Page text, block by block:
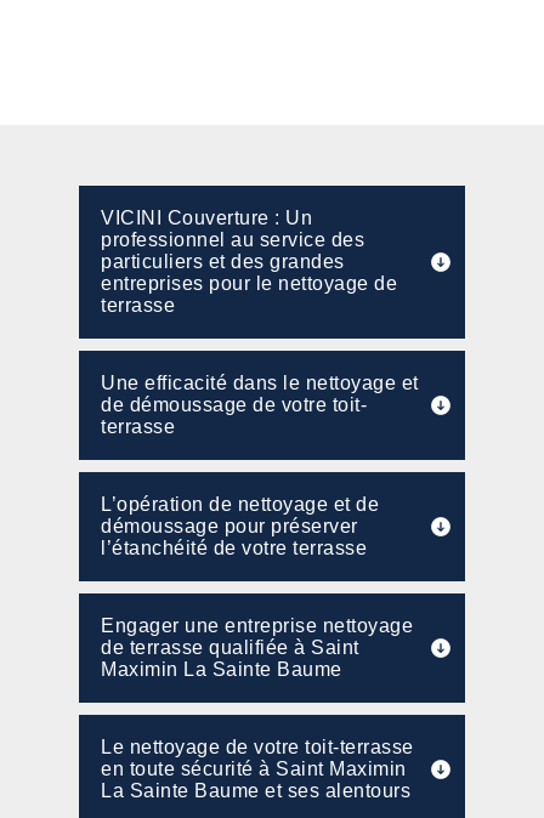
VICINI Couverture : Un
professionnel au service des
particuliers et des grandes
entreprises pour le nettoyage de
terrasse
Une efficacité dans le nettoyage et
de démoussage de votre toit-
terrasse
L’opération de nettoyage et de
démoussage pour préserver
l’étanchéité de votre terrasse
Engager une entreprise nettoyage
de terrasse qualifiée à Saint
Maximin La Sainte Baume
Le nettoyage de votre toit-terrasse
en toute sécurité à Saint Maximin
La Sainte Baume et ses alentours